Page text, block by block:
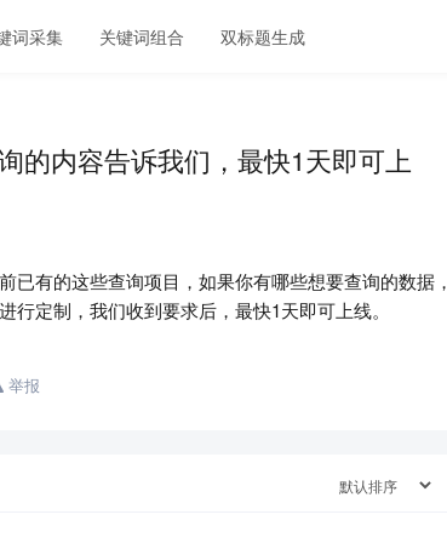
词采集 关键词组合 双标题生成
的内容告诉我们，最快1天即可上
有的这些查询项目，如果你有哪些想要查询的数据，
定制，我们收到要求后，最快1天即可上线。
举报